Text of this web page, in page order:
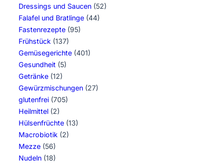
Dressings und Saucen (52)
Falafel und Bratlinge (44)
Fastenrezepte (95)
Frühstück (137)
Gemüsegerichte (401)
Gesundheit (5)
Getränke (12)
Gewürzmischungen (27)
glutenfrei (705)
Heilmittel (2)
Hülsenfrüchte (13)
Macrobiotik (2)
Mezze (56)
Nudeln (18)